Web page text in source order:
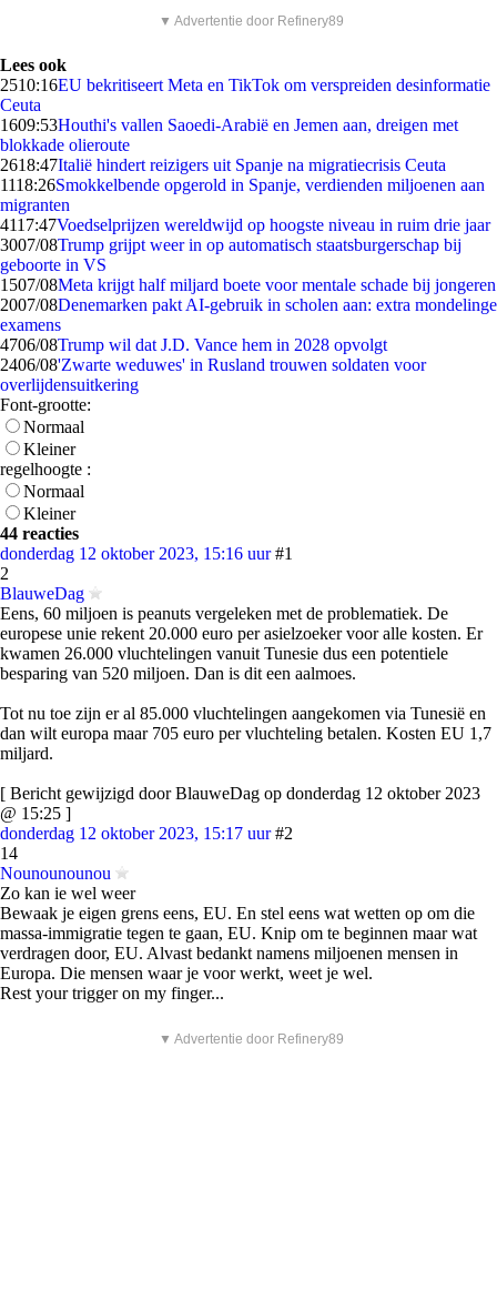
▼ Advertentie door Refinery89
Lees ook
2510:16EU bekritiseert Meta en TikTok om verspreiden desinformatie
Ceuta
1609:53Houthi's vallen Saoedi-Arabië en Jemen aan, dreigen met
blokkade olieroute
2618:47Italië hindert reizigers uit Spanje na migratiecrisis Ceuta
1118:26Smokkelbende opgerold in Spanje, verdienden miljoenen aan
migranten
4117:47Voedselprijzen wereldwijd op hoogste niveau in ruim drie jaar
3007/08Trump grijpt weer in op automatisch staatsburgerschap bij
geboorte in VS
1507/08Meta krijgt half miljard boete voor mentale schade bij jongeren
2007/08Denemarken pakt AI-gebruik in scholen aan: extra mondelinge
examens
4706/08Trump wil dat J.D. Vance hem in 2028 opvolgt
2406/08'Zwarte weduwes' in Rusland trouwen soldaten voor
overlijdensuitkering
Font-grootte:
Normaal
Kleiner
regelhoogte :
Normaal
Kleiner
44 reacties
donderdag 12 oktober 2023, 15:16 uur #1
2
BlauweDag
Eens, 60 miljoen is peanuts vergeleken met de problematiek. De
europese unie rekent 20.000 euro per asielzoeker voor alle kosten. Er
kwamen 26.000 vluchtelingen vanuit Tunesie dus een potentiele
besparing van 520 miljoen. Dan is dit een aalmoes.
Tot nu toe zijn er al 85.000 vluchtelingen aangekomen via Tunesië en
dan wilt europa maar 705 euro per vluchteling betalen. Kosten EU 1,7
miljard.
[ Bericht gewijzigd door BlauweDag op donderdag 12 oktober 2023
@ 15:25 ]
donderdag 12 oktober 2023, 15:17 uur #2
14
Nounounounou
Zo kan ie wel weer
Bewaak je eigen grens eens, EU. En stel eens wat wetten op om die
massa-immigratie tegen te gaan, EU. Knip om te beginnen maar wat
verdragen door, EU. Alvast bedankt namens miljoenen mensen in
Europa. Die mensen waar je voor werkt, weet je wel.
Rest your trigger on my finger...
▼ Advertentie door Refinery89